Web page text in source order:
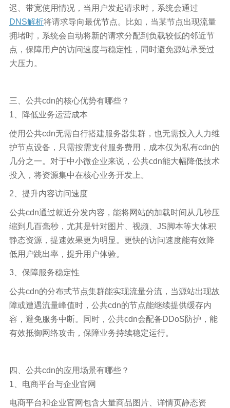
迟、带宽使用情况，当用户发起请求时，系统会通过
DNS解析将请求导向最优节点。比如，当某节点出现流量
拥堵时，系统会自动将新的请求分配到负载较低的邻近节
点，保障用户的访问速度与稳定性，同时避免源站承受过
大压力。
三、公共cdn的核心优势有哪些？
1、降低业务运营成本
使用公共cdn无需自行搭建服务器集群，也无需投入人力维
护节点设备，只需按需支付服务费用，成本仅为私有cdn的
几分之一。对于中小微企业来说，公共cdn能大幅降低技术
投入，将资源集中在核心业务开发上。
2、提升内容访问速度
公共cdn通过就近分发内容，能将网站的加载时间从几秒压
缩到几百毫秒，尤其是针对图片、视频、JS脚本等大体积
静态资源，提速效果更为明显。更快的访问速度能有效降
低用户跳出率，提升用户体验。
3、保障服务稳定性
公共cdn的分布式节点集群能实现流量分流，当源站出现故
障或遭遇流量峰值时，公共cdn的节点能继续提供缓存内
容，避免服务中断。同时，公共cdn会配备DDoS防护，能
有效抵御网络攻击，保障业务持续稳定运行。
四、公共cdn的应用场景有哪些？
1、电商平台与企业官网
电商平台和企业官网包含大量商品图片、详情页静态资